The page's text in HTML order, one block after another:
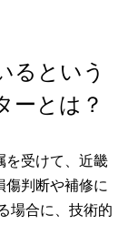
るという
ーとは？
を受けて、近畿
傷判断や補修に
場合に、技術的